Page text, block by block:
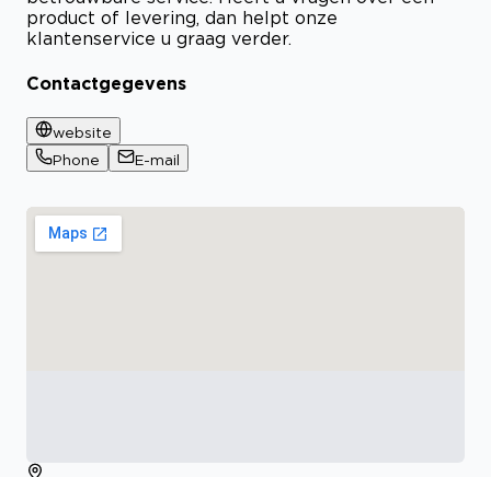
product of levering, dan helpt onze
klantenservice u graag verder.
Contactgegevens
website
Phone
E-mail